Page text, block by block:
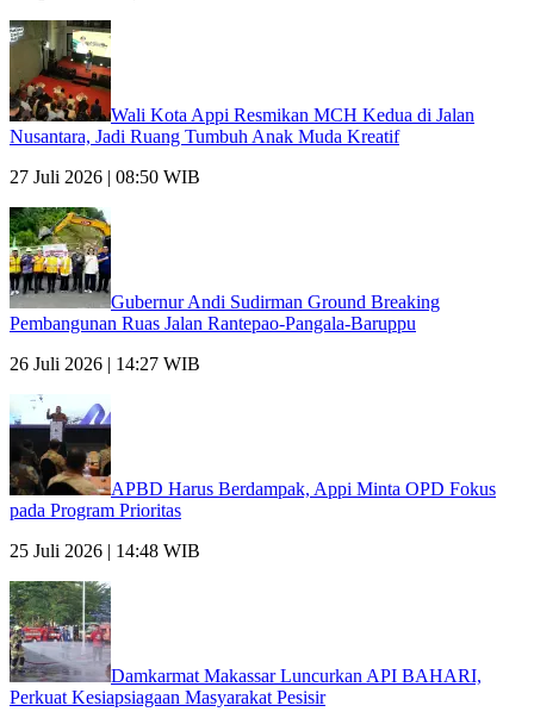
Wali Kota Appi Resmikan MCH Kedua di Jalan
Nusantara, Jadi Ruang Tumbuh Anak Muda Kreatif
27 Juli 2026 | 08:50 WIB
Gubernur Andi Sudirman Ground Breaking
Pembangunan Ruas Jalan Rantepao-Pangala-Baruppu
26 Juli 2026 | 14:27 WIB
APBD Harus Berdampak, Appi Minta OPD Fokus
pada Program Prioritas
25 Juli 2026 | 14:48 WIB
Damkarmat Makassar Luncurkan API BAHARI,
Perkuat Kesiapsiagaan Masyarakat Pesisir